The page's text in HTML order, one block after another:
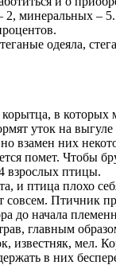
2, минеральных –
одеяла,
в
уток на выгуле
взамен них
помет. Чтобы
взрослых птицы.
и птица плохо
Птичник
до начала
главным
известняк, мел.
в них